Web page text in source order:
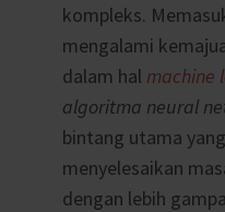
kompleks.
mengalami
dalam hal machine
algoritma neural
bintang utama
menyelesaikan
dengan lebih